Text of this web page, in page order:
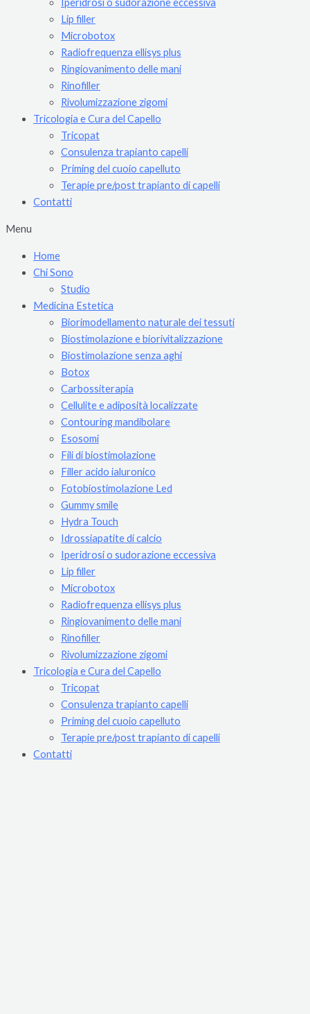
Iperidrosi o sudorazione eccessiva
Lip filler
Microbotox
Radiofrequenza ellisys plus
Ringiovanimento delle mani
Rinofiller
Rivolumizzazione zigomi
Tricologia e Cura del Capello
Tricopat
Consulenza trapianto capelli
Priming del cuoio capelluto
Terapie pre/post trapianto di capelli
Contatti
Menu
Home
Chi Sono
Studio
Medicina Estetica
Biorimodellamento naturale dei tessuti
Biostimolazione e biorivitalizzazione
Biostimolazione senza aghi
Botox
Carbossiterapia
Cellulite e adiposità localizzate
Contouring mandibolare
Esosomi
Fili di biostimolazione
Filler acido ialuronico
Fotobiostimolazione Led
Gummy smile
Hydra Touch
Idrossiapatite di calcio
Iperidrosi o sudorazione eccessiva
Lip filler
Microbotox
Radiofrequenza ellisys plus
Ringiovanimento delle mani
Rinofiller
Rivolumizzazione zigomi
Tricologia e Cura del Capello
Tricopat
Consulenza trapianto capelli
Priming del cuoio capelluto
Terapie pre/post trapianto di capelli
Contatti